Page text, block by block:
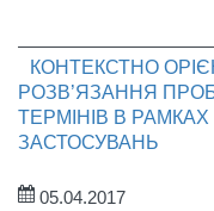
КОНТЕКСТНО
РОЗВ’ЯЗАННЯ
ТЕРМІНІВ В
ЗАСТОСУВАНЬ
05.04.2017